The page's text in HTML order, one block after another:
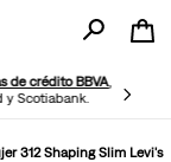
de crédito BBVA,
y Scotiabank.
312 Shaping Slim Levi's